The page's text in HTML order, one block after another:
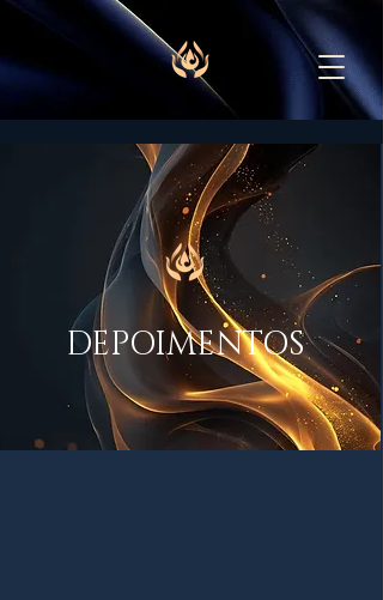
DEPOIMENTOS